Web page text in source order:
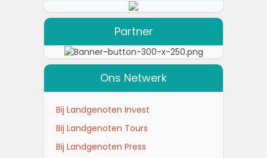
Partner
Ons Netwerk
Bij Landgenoten Invest
Bij Landgenoten Tours
Bij Landgenoten Press